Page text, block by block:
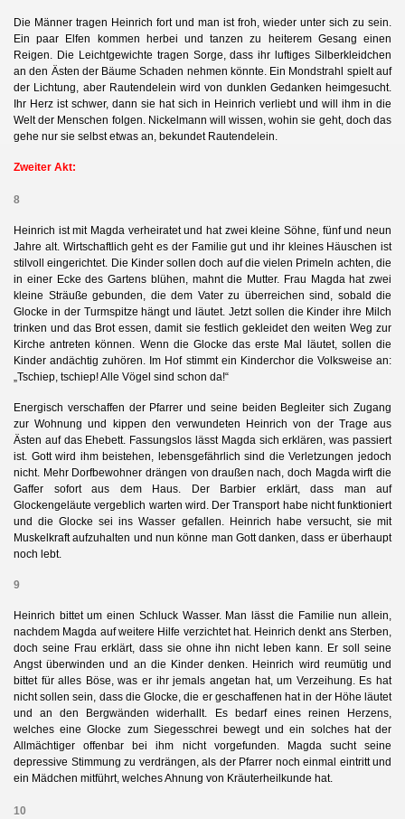
Die Männer tragen Heinrich fort und man ist froh, wieder unter sich zu sein.
Ein paar Elfen kommen herbei und tanzen zu heiterem Gesang einen
Reigen. Die Leichtgewichte tragen Sorge, dass ihr luftiges Silberkleidchen
an den Ästen der Bäume Schaden nehmen könnte. Ein Mondstrahl spielt auf
der Lichtung, aber Rautendelein wird von dunklen Gedanken heimgesucht.
Ihr Herz ist schwer, dann sie hat sich in Heinrich verliebt und will ihm in die
Welt der Menschen folgen. Nickelmann will wissen, wohin sie geht, doch das
gehe nur sie selbst etwas an, bekundet Rautendelein.
Zweiter Akt:
8
Heinrich ist mit Magda verheiratet und hat zwei kleine Söhne, fünf und neun
Jahre alt. Wirtschaftlich geht es der Familie gut und ihr kleines Häuschen ist
stilvoll eingerichtet. Die Kinder sollen doch auf die vielen Primeln achten, die
in einer Ecke des Gartens blühen, mahnt die Mutter. Frau Magda hat zwei
kleine Sträuße gebunden, die dem Vater zu überreichen sind, sobald die
Glocke in der Turmspitze hängt und läutet. Jetzt sollen die Kinder ihre Milch
trinken und das Brot essen, damit sie festlich gekleidet den weiten Weg zur
Kirche antreten können. Wenn die Glocke das erste Mal läutet, sollen die
Kinder andächtig zuhören. Im Hof stimmt ein Kinderchor die Volksweise an:
„Tschiep, tschiep! Alle Vögel sind schon da!“
Energisch verschaffen der Pfarrer und seine beiden Begleiter sich Zugang
zur Wohnung und kippen den verwundeten Heinrich von der Trage aus
Ästen auf das Ehebett. Fassungslos lässt Magda sich erklären, was passiert
ist. Gott wird ihm beistehen, lebensgefährlich sind die Verletzungen jedoch
nicht. Mehr Dorfbewohner drängen von draußen nach, doch Magda wirft die
Gaffer sofort aus dem Haus. Der Barbier erklärt, dass man auf
Glockengeläute vergeblich warten wird. Der Transport habe nicht funktioniert
und die Glocke sei ins Wasser gefallen. Heinrich habe versucht, sie mit
Muskelkraft aufzuhalten und nun könne man Gott danken, dass er überhaupt
noch lebt.
9
Heinrich bittet um einen Schluck Wasser. Man lässt die Familie nun allein,
nachdem Magda auf weitere Hilfe verzichtet hat. Heinrich denkt ans Sterben,
doch seine Frau erklärt, dass sie ohne ihn nicht leben kann. Er soll seine
Angst überwinden und an die Kinder denken. Heinrich wird reumütig und
bittet für alles Böse, was er ihr jemals angetan hat, um Verzeihung. Es hat
nicht sollen sein, dass die Glocke, die er geschaffenen hat in der Höhe läutet
und an den Bergwänden widerhallt. Es bedarf eines reinen Herzens,
welches eine Glocke zum Siegesschrei bewegt und ein solches hat der
Allmächtiger offenbar bei ihm nicht vorgefunden. Magda sucht seine
depressive Stimmung zu verdrängen, als der Pfarrer noch einmal eintrittund
ein Mädchen mitführt, welches Ahnung von Kräuterheilkunde hat.
10